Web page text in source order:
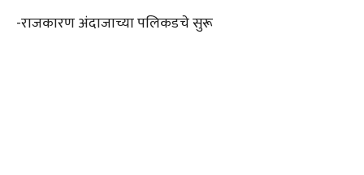
-राजकारण अंदाजाच्या पलिकडचे सुरू